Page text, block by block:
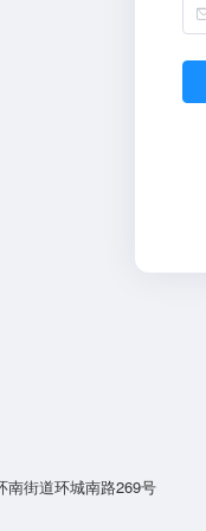
南街道环城南路269号